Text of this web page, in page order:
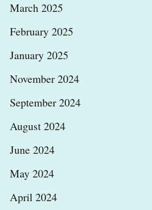
March 2025
February 2025
January 2025
November 2024
September 2024
August 2024
June 2024
May 2024
April 2024